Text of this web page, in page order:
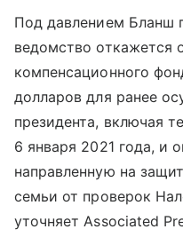
Под давлением Бланш
ведомство откажется
компенсационного
долларов для ранее
президента, включая
6 января 2021 года, и
направленную на
семьи от проверок
уточняет Associated